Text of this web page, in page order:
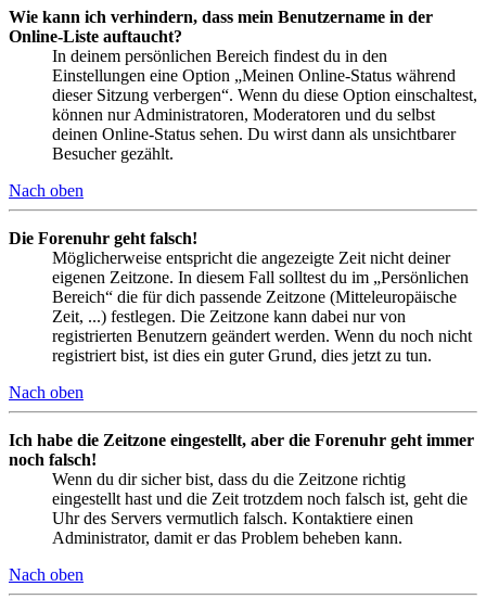
Wie kann ich verhindern, dass mein Benutzername in der
Online-Liste auftaucht?
In deinem persönlichen Bereich findest du in den
Einstellungen eine Option „Meinen Online-Status während
dieser Sitzung verbergen“. Wenn du diese Option einschaltest,
können nur Administratoren, Moderatoren und du selbst
deinen Online-Status sehen. Du wirst dann als unsichtbarer
Besucher gezählt.
Nach oben
Die Forenuhr geht falsch!
Möglicherweise entspricht die angezeigte Zeit nicht deiner
eigenen Zeitzone. In diesem Fall solltest du im „Persönlichen
Bereich“ die für dich passende Zeitzone (Mitteleuropäische
Zeit, ...) festlegen. Die Zeitzone kann dabei nur von
registrierten Benutzern geändert werden. Wenn du noch nicht
registriert bist, ist dies ein guter Grund, dies jetzt zu tun.
Nach oben
Ich habe die Zeitzone eingestellt, aber die Forenuhr geht immer
noch falsch!
Wenn du dir sicher bist, dass du die Zeitzone richtig
eingestellt hast und die Zeit trotzdem noch falsch ist, geht die
Uhr des Servers vermutlich falsch. Kontaktiere einen
Administrator, damit er das Problem beheben kann.
Nach oben